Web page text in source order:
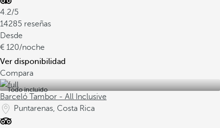
4.2/5
14285 reseñas
Desde
120/noche
Ver disponibilidad
Compara
Todo incluido
Barceló Tambor - All Inclusive
Puntarenas, Costa Rica